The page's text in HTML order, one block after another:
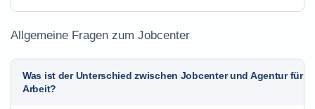
Allgemeine Fragen zum Jobcenter
Was ist der Unterschied zwischen Jobcenter und Agentur für
Arbeit?